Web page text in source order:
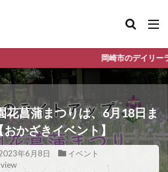
岡崎市のデイリーランキングやお得な
花菖蒲まつりは、6月18日ま
かざきイベント】
年6月8日
イベント